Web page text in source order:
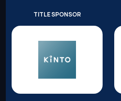
TITLE SPONSOR